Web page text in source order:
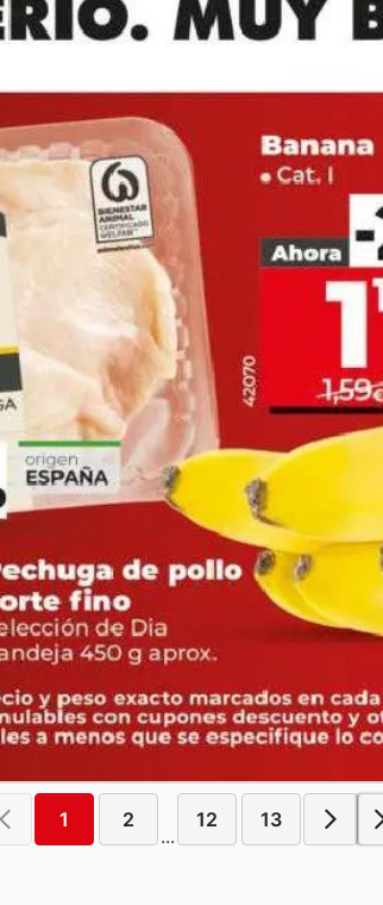
1 2
...
12 13